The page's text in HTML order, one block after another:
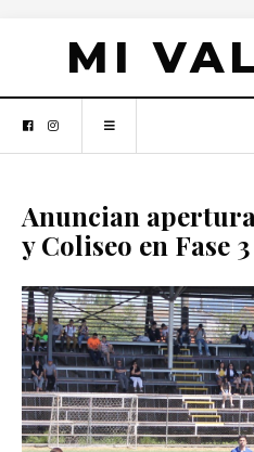
MI
Anuncian
y Coliseo en Fase 3